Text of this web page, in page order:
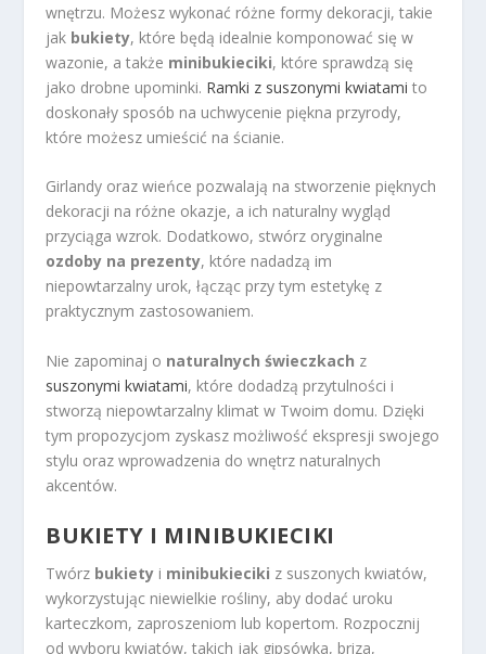
wnętrzu. Możesz wykonać różne formy dekoracji, takie
jak bukiety, które będą idealnie komponować się w
wazonie, a także minibukieciki, które sprawdzą się
jako drobne upominki. Ramki z suszonymi kwiatami to
doskonały sposób na uchwycenie piękna przyrody,
które możesz umieścić na ścianie.
Girlandy oraz wieńce pozwalają na stworzenie pięknych
dekoracji na różne okazje, a ich naturalny wygląd
przyciąga wzrok. Dodatkowo, stwórz oryginalne
ozdoby na prezenty, które nadadzą im
niepowtarzalny urok, łącząc przy tym estetykę z
praktycznym zastosowaniem.
Nie zapominaj o naturalnych świeczkach z
suszonymi kwiatami, które dodadzą przytulności i
stworzą niepowtarzalny klimat w Twoim domu. Dzięki
tym propozycjom zyskasz możliwość ekspresji swojego
stylu oraz wprowadzenia do wnętrz naturalnych
akcentów.
BUKIETY I MINIBUKIECIKI
Twórz bukiety i minibukieciki z suszonych kwiatów,
wykorzystując niewielkie rośliny, aby dodać uroku
karteczkom, zaproszeniom lub kopertom. Rozpocznij
od wyboru kwiatów, takich jak gipsówka, briza,